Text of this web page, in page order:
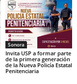
Sonora
Invita USP a formar parte
de la primera generación
de la Nueva Policía Estatal
Penitenciaria